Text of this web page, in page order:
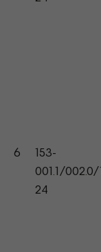
6
153-
001.1/002.0/
24